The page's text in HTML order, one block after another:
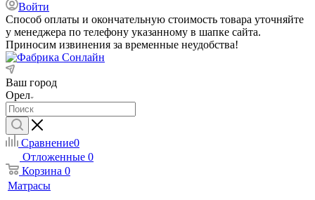
Войти
Способ оплаты и окончательную стоимость товара уточняйте
у менеджера по телефону указанному в шапке сайта.
Приносим извинения за временные неудобства!
Ваш город
Орел
Сравнение0
Отложенные 0
Корзина 0
Матрасы